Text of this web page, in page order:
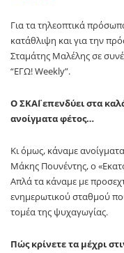
Για τα τηλεοπτικά
κατάθλιψη και για την
Σταμάτης Μαλέλης σε
“ΕΓΩ! Weekly”.
Ο ΣΚΑΪ επενδύει στα
ανοίγματα φέτος…
Κι όμως, κάναμε
Μάκης Πουνέντης, ο
Απλά τα κάναμε με
ενημερωτικού σταθμού
τομέα της ψυχαγωγίας.
Πώς κρίνετε τα μέχρι